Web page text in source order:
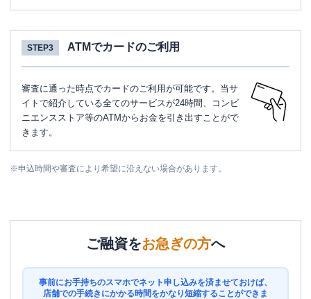
STEP3 ATMでカードのご利用
審査に通った時点でカードのご利用が可能です。当サ
イトで紹介している全てのサービスが24時間、コンビ
ニエンスストア等のATMからお金を引き出すことがで
きます。
※申込時間や審査により希望に沿えない場合があります。
ご融資をお急ぎの方へ
事前にお手持ちのスマホでネット申し込みを済ませておけば、
店舗での手続きにかかる時間をかなり短縮することができま